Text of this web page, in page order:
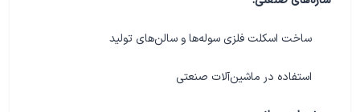
ساخت اسکلت فلزی سوله‌ها و سالن‌های تولید
استفاده در ماشین‌آلات صنعتی